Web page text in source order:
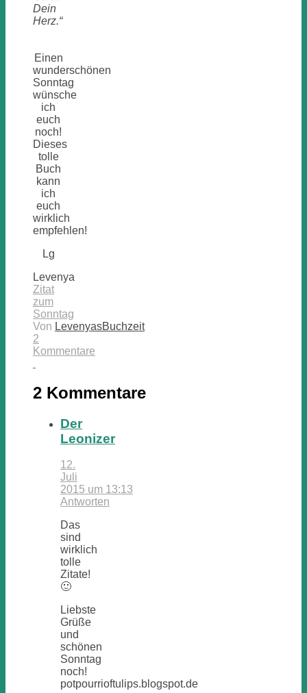
Dein
Herz.“
Einen
wunderschönen
Sonntag
wünsche
ich
euch
noch!
Dieses
tolle
Buch
kann
ich
euch
wirklich
empfehlen!
Lg
Levenya
Zitat
zum
Sonntag
Von LevenyasBuchzeit
2
Kommentare
2 Kommentare
Der
Leonizer
12.
Juli
2015 um 13:13
Antworten
Das
sind
wirklich
tolle
Zitate!
🙂
Liebste
Grüße
und
schönen
Sonntag
noch!
potpourrioftulips.blogspot.de